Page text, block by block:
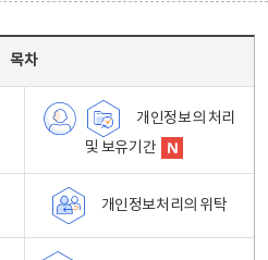
목차
개인정보의 처리
및 보유기간
개인정보처리의 위탁